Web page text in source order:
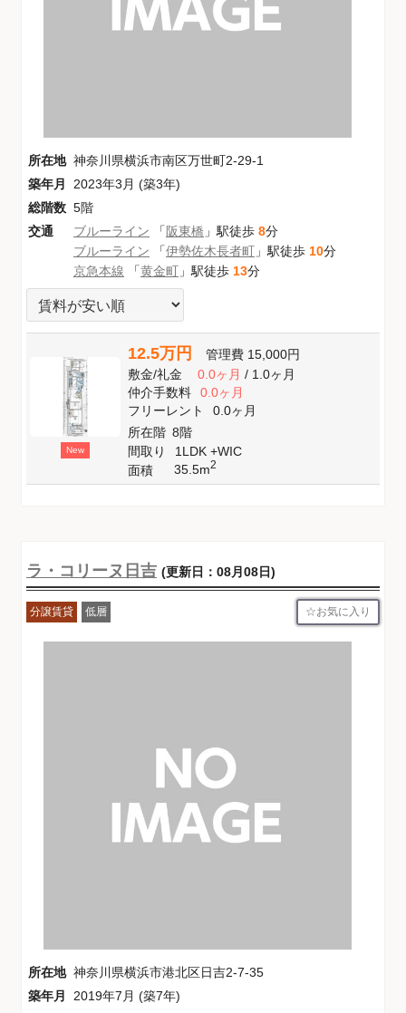
所在地 神奈川県横浜市南区万世町2-29-1
築年月
2023年3月 (築3年)
総階数 5階
交通
ブルーライン 「阪東橋 」駅徒歩 8分
ブルーライン 「伊勢佐木長者町 」駅徒歩 10分
京急本線 「黄金町 」駅徒歩 13分
New
12.5万円 管理費 15,000円
敷金/礼金 0.0ヶ月/ 1.0ヶ月
仲介手数料
0.0ヶ月
フリーレント
0.0ヶ月
所在階 8階
間取り
1LDK +WIC
面積
35.5m2
ラ・コリーヌ日吉 (更新日：08月08日)
分譲賃貸 低層 お気に入り
所在地 神奈川県横浜市港北区日吉2-7-35
築年月
2019年7月 (築7年)